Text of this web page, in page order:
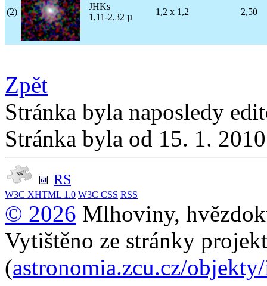
(2)
JHKs
1,11-2,32 µ
1,2 x 1,2 2,50
Zpět
Stránka byla naposledy
Stránka byla od 15. 1.
RS
W3C XHTML 1.0 W3C CSS RSS
© 2026 Mlhoviny,
Vytištěno ze stránky
(astronomia.zcu.cz/